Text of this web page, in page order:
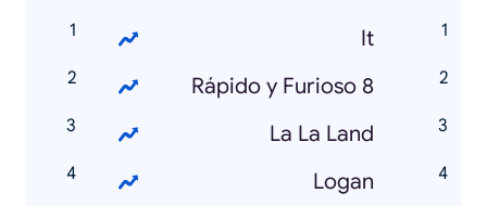
It
Rápido y Furioso 8
La La Land
Logan